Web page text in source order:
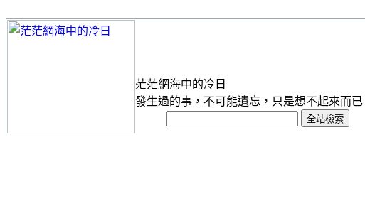
茫茫網海中的冷日
發生過的事，不可能遺忘，只是想不起來而已